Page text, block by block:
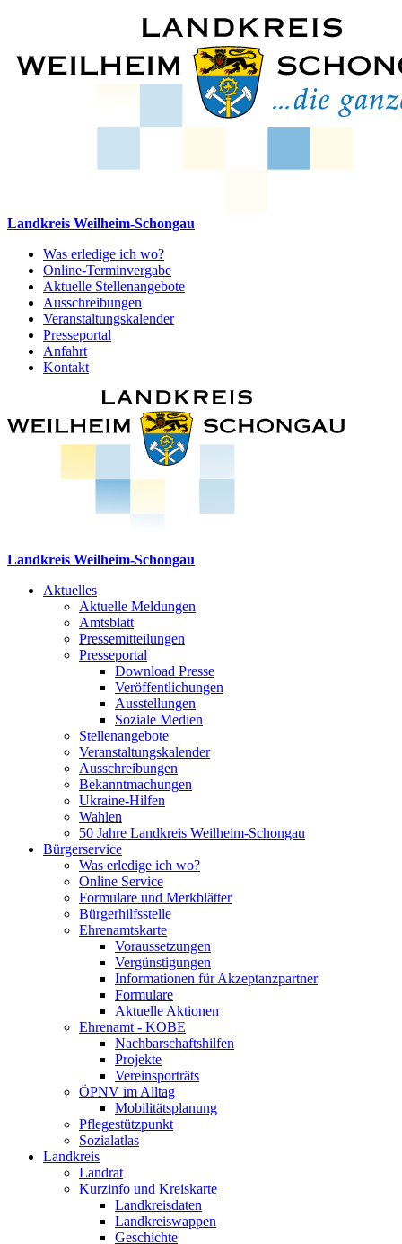
Landkreis Weilheim-Schongau
Was erledige ich wo?
Online-Terminvergabe
Aktuelle Stellenangebote
Ausschreibungen
Veranstaltungskalender
Presseportal
Anfahrt
Kontakt
Landkreis Weilheim-Schongau
Aktuelles
Aktuelle Meldungen
Amtsblatt
Pressemitteilungen
Presseportal
Download Presse
Veröffentlichungen
Ausstellungen
Soziale Medien
Stellenangebote
Veranstaltungskalender
Ausschreibungen
Bekanntmachungen
Ukraine-Hilfen
Wahlen
50 Jahre Landkreis Weilheim-Schongau
Bürgerservice
Was erledige ich wo?
Online Service
Formulare und Merkblätter
Bürgerhilfsstelle
Ehrenamtskarte
Voraussetzungen
Vergünstigungen
Informationen für Akzeptanzpartner
Formulare
Aktuelle Aktionen
Ehrenamt - KOBE
Nachbarschaftshilfen
Projekte
Vereinsporträts
ÖPNV im Alltag
Mobilitätsplanung
Pflegestützpunkt
Sozialatlas
Landkreis
Landrat
Kurzinfo und Kreiskarte
Landkreisdaten
Landkreiswappen
Geschichte